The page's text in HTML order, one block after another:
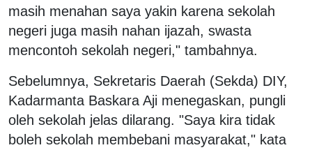
masih menahan saya yakin karena sekolah
negeri juga masih nahan ijazah, swasta
mencontoh sekolah negeri," tambahnya.
Sebelumnya, Sekretaris Daerah (Sekda) DIY,
Kadarmanta Baskara Aji menegaskan, pungli
oleh sekolah jelas dilarang. "Saya kira tidak
boleh sekolah membebani masyarakat," kata